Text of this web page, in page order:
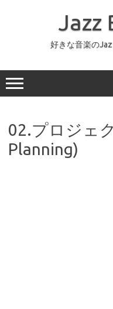
ッ
プ
Jazz
好きな音楽の
02.プロジェ
Planning)